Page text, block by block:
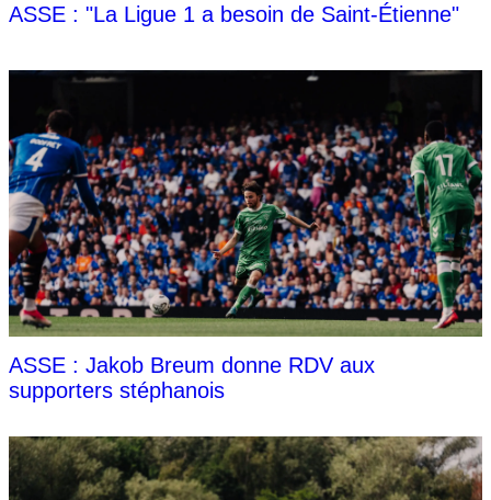
ASSE : "La Ligue 1 a besoin de Saint-Étienne"
ASSE : Jakob Breum donne RDV aux
supporters stéphanois